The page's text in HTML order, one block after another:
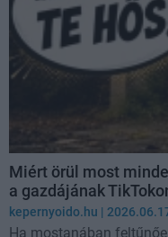
Miért örül most
a gazdájának
kepernyoido.hu |
Ha mostanában